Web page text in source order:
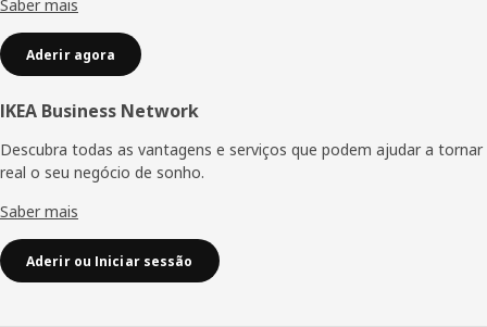
Saber mais
Aderir agora
IKEA Business Network
Descubra todas as vantagens e serviços que podem ajudar a tornar
real o seu negócio de sonho.
Saber mais
Aderir ou Iniciar sessão